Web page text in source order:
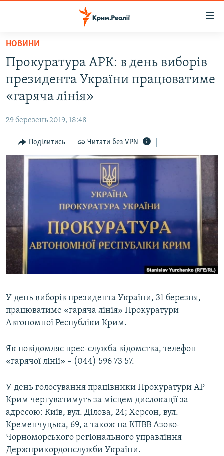
Перейти
основного
матеріалу
Перейти
до
основної
навігації
Перейти
до
ВОДА.КРИМ
ВІДЕО ТА ФОТО
БЛОГИ
ПОГЛЯД
ІНТЕРВ'Ю
ВСЕ ЗА ДЕНЬ
СПЕЦПРОЕКТИ
ВІДЕОУРОКИ «ELIFBE»
СВІДЧЕННЯ ОКУПАЦІЇ
УКРАЇНСЬКА ПРОБЛЕМА КРИМУ
ЯК ОБІЙТИ БЛОКУВАННЯ
Русский
Qırımtatar
НОВИНИ
Прокуратура АРК: в день виборів
президента України працюватиме
«гаряча лінія»
29 березень 2019, 18:48
Поділитись Читати без VPN
У день виборів президента України, 31 березня,
працюватиме «гаряча лінія» Прокуратури
Автономної Республіки Крим.
Як повідомляє прес-служба відомства, телефон
«гарячої лінії» – (044) 596 73 57.
У день голосування працівники Прокуратури АР
Крим чергуватимуть за місцем дислокації за
адресою: Київ, вул. Ділова, 24; Херсон, вул.
Кременчуцька, 69, а також на КПВВ Азово-
Чорноморського регіонального управління
Держприкордонслужби України.